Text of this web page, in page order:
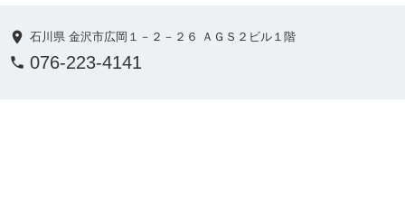
石川県 金沢市広岡１－２－２６ ＡＧＳ２ビル１階
076-223-4141